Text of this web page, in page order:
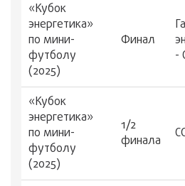
«Кубок
энергетика»
по мини-
футболу
(2025)
Финал
-
«Кубок
энергетика»
по мини-
футболу
(2025)
1/2
финала